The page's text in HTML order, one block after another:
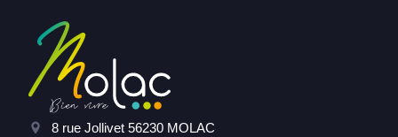
8 rue Jollivet 56230 MOLAC